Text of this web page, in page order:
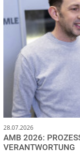
28.07.2026
AMB 2026:
VERANTWORTUNG